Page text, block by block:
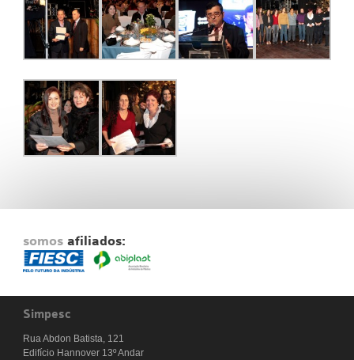
somos afiliados:
Simpesc
Rua Abdon Batista, 121
Edifício Hannover 13º Andar